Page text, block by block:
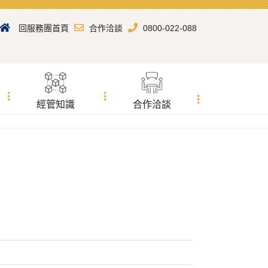
回服務團首頁 合作洽談 0800-022-088
經管知識 合作洽談